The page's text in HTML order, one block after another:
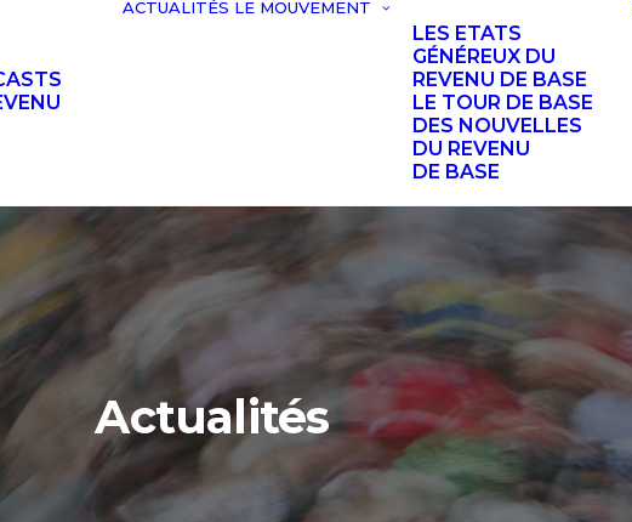
ACTUALITÉS LE MOUVEMENT
LES ETATS
GÉNÉREUX DU
REVENU DE BASE
LE TOUR DE BASE
DES NOUVELLES
DU REVENU
DE BASE
Actualités